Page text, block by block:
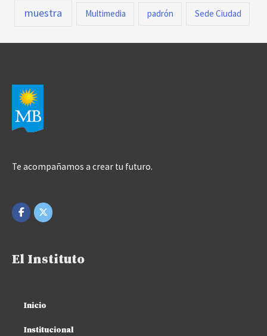
muestra Multimedia padrón Sede Ciudad
Te acompañamos a crear tu futuro.
El Instituto
Inicio
Institucional